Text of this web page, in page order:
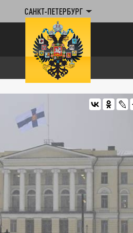
САНКТ-ПЕТЕРБУРГ